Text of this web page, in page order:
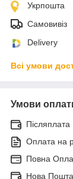
Укрпошта
Самовивіз
Delivery
Всі умови
Умови
Післяплата
Оплата на
Повна
Нова